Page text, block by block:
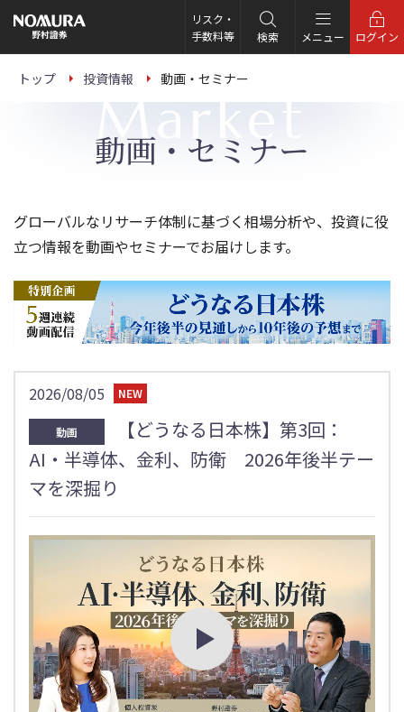
の
ー
リスク・
手数料等
検索 メニュー ログイン
トップ 投資情報 動画・セミナー
Market
動画・セミナー
グローバルなリサーチ体制に基づく相場分析や、投資に役
立つ情報を動画やセミナーでお届けします。
2026/08/05 NEW
動画
【どうなる日本株】第3回：
AI・半導体、金利、防衛 2026年後半テー
マを深掘り